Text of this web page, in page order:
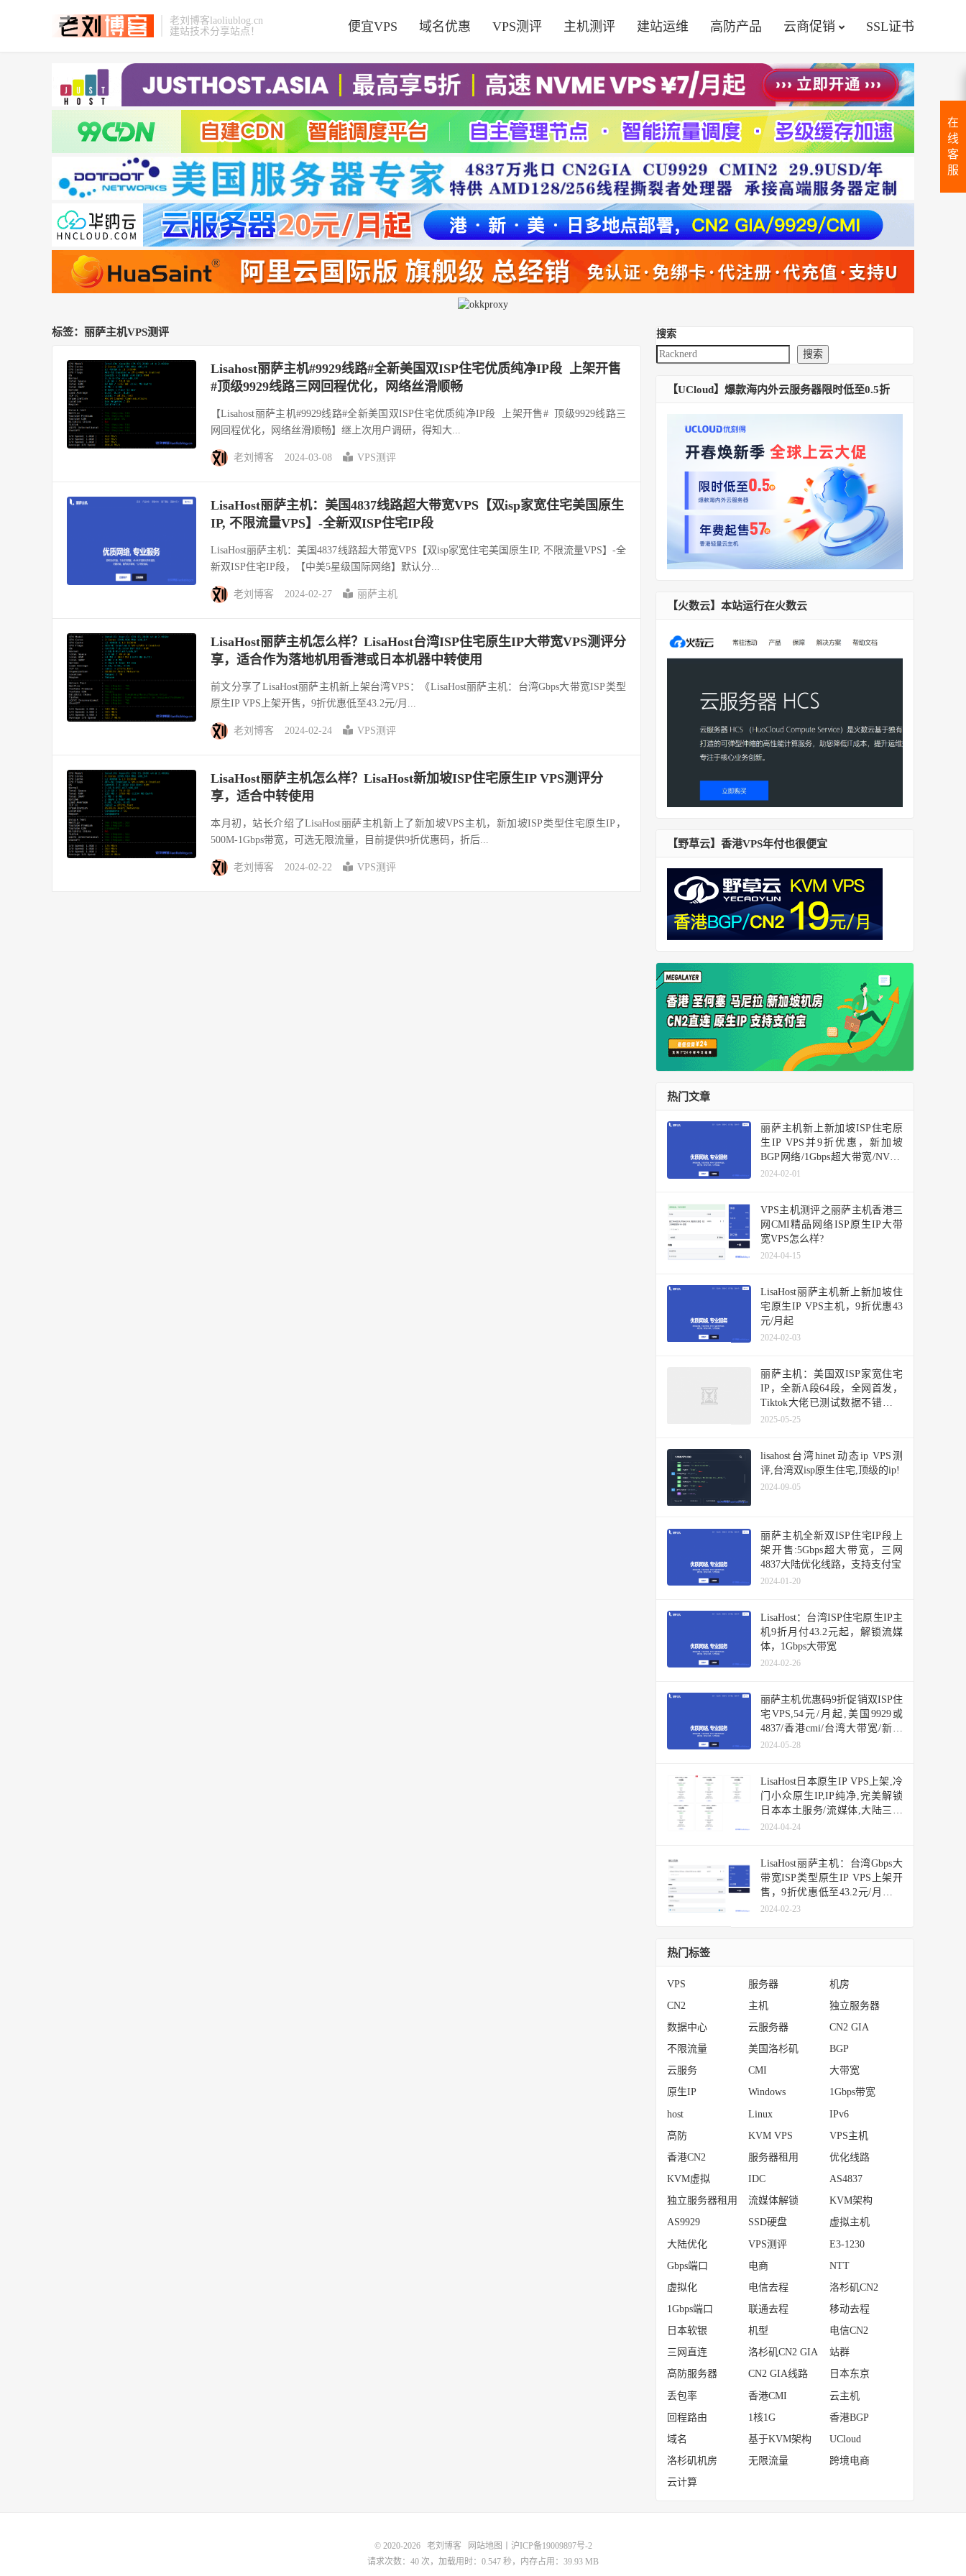
老刘博客laoliublog.cn
建站技术分享站点！
便宜VPS 域名优惠 VPS测评 主机测评 建站运维 高防产品 云商促销 SSL证书
标签：丽萨主机VPS测评
Lisahost丽萨主机#9929线路#全新美国双ISP住宅优质纯净IP段 上架开售
#顶级9929线路三网回程优化，网络丝滑顺畅
【Lisahost丽萨主机#9929线路#全新美国双ISP住宅优质纯净IP段 上架开售# 顶级9929线路三
网回程优化，网络丝滑顺畅】继上次用户调研，得知大...
老刘博客 2024-03-08 VPS测评
LisaHost丽萨主机：美国4837线路超大带宽VPS【双isp家宽住宅美国原生
IP, 不限流量VPS】-全新双ISP住宅IP段
LisaHost丽萨主机：美国4837线路超大带宽VPS【双isp家宽住宅美国原生IP, 不限流量VPS】-全
新双ISP住宅IP段，【中美5星级国际网络】默认分...
老刘博客 2024-02-27 丽萨主机
LisaHost丽萨主机怎么样？LisaHost台湾ISP住宅原生IP大带宽VPS测评分
享，适合作为落地机用香港或日本机器中转使用
前文分享了LisaHost丽萨主机新上架台湾VPS：《LisaHost丽萨主机：台湾Gbps大带宽ISP类型
原生IP VPS上架开售，9折优惠低至43.2元/月...
老刘博客 2024-02-24 VPS测评
LisaHost丽萨主机怎么样？LisaHost新加坡ISP住宅原生IP VPS测评分
享，适合中转使用
本月初，站长介绍了LisaHost丽萨主机新上了新加坡VPS主机，新加坡ISP类型住宅原生IP，
500M-1Gbps带宽，可选无限流量，目前提供9折优惠码，折后...
老刘博客 2024-02-22 VPS测评
搜索
搜索
【UCloud】爆款海内外云服务器限时低至0.5折
【火数云】本站运行在火数云
【野草云】香港VPS年付也很便宜
热门文章
丽萨主机新上新加坡ISP住宅原
生IP VPS并9折优惠，新加坡
BGP网络/1Gbps超大带宽/NVMe
硬盘
2024-02-01
VPS主机测评之丽萨主机香港三
网CMI精品网络ISP原生IP大带
宽VPS怎么样?
2024-04-15
LisaHost丽萨主机新上新加坡住
宅原生IP VPS主机，9折优惠43
元/月起
2024-02-03
丽萨主机：美国双ISP家宽住宅
IP，全新A段64段，全网首发，
Tiktok大佬已测试数据不错，可
以冲了！
2025-05-25
lisahost台湾hinet动态ip VPS测
评,台湾双isp原生住宅,顶级的ip!
2024-09-05
丽萨主机全新双ISP住宅IP段上
架开售:5Gbps超大带宽，三网
4837大陆优化线路，支持支付宝
2024-01-20
LisaHost：台湾ISP住宅原生IP主
机9折月付43.2元起，解锁流媒
体，1Gbps大带宽
2024-02-26
丽萨主机优惠码9折促销双ISP住
宅VPS,54元/月起,美国9929或
4837/香港cmi/台湾大带宽/新加
坡大带宽/日本原生IP
2024-05-28
LisaHost日本原生IP VPS上架,冷
门小众原生IP,IP纯净,完美解锁
日本本土服务/流媒体,大陆三网
优化网络
2024-04-24
LisaHost丽萨主机：台湾Gbps大
带宽ISP类型原生IP VPS上架开
售，9折优惠低至43.2元/月，年
付款366元，推荐作为落地机用
2024-02-23
热门标签
VPS 服务器 机房
CN2 主机 独立服务器
数据中心 云服务器 CN2 GIA
不限流量 美国洛杉矶 BGP
云服务 CMI 大带宽
原生IP Windows 1Gbps带宽
host Linux IPv6
高防 KVM VPS VPS主机
香港CN2 服务器租用 优化线路
KVM虚拟 IDC AS4837
独立服务器租用 流媒体解锁 KVM架构
AS9929 SSD硬盘 虚拟主机
大陆优化 VPS测评 E3-1230
Gbps端口 电商 NTT
虚拟化 电信去程 洛杉矶CN2
1Gbps端口 联通去程 移动去程
日本软银 机型 电信CN2
三网直连 洛杉矶CN2 GIA 站群
高防服务器 CN2 GIA线路 日本东京
丢包率 香港CMI 云主机
回程路由 1核1G 香港BGP
域名 基于KVM架构 UCloud
洛杉矶机房 无限流量 跨境电商
云计算
在
线
客
服
© 2020-2026 老刘博客 网站地图
沪ICP备19009897号-2
请求次数：40 次，加载用时：0.547 秒，内存占用：39.93 MB